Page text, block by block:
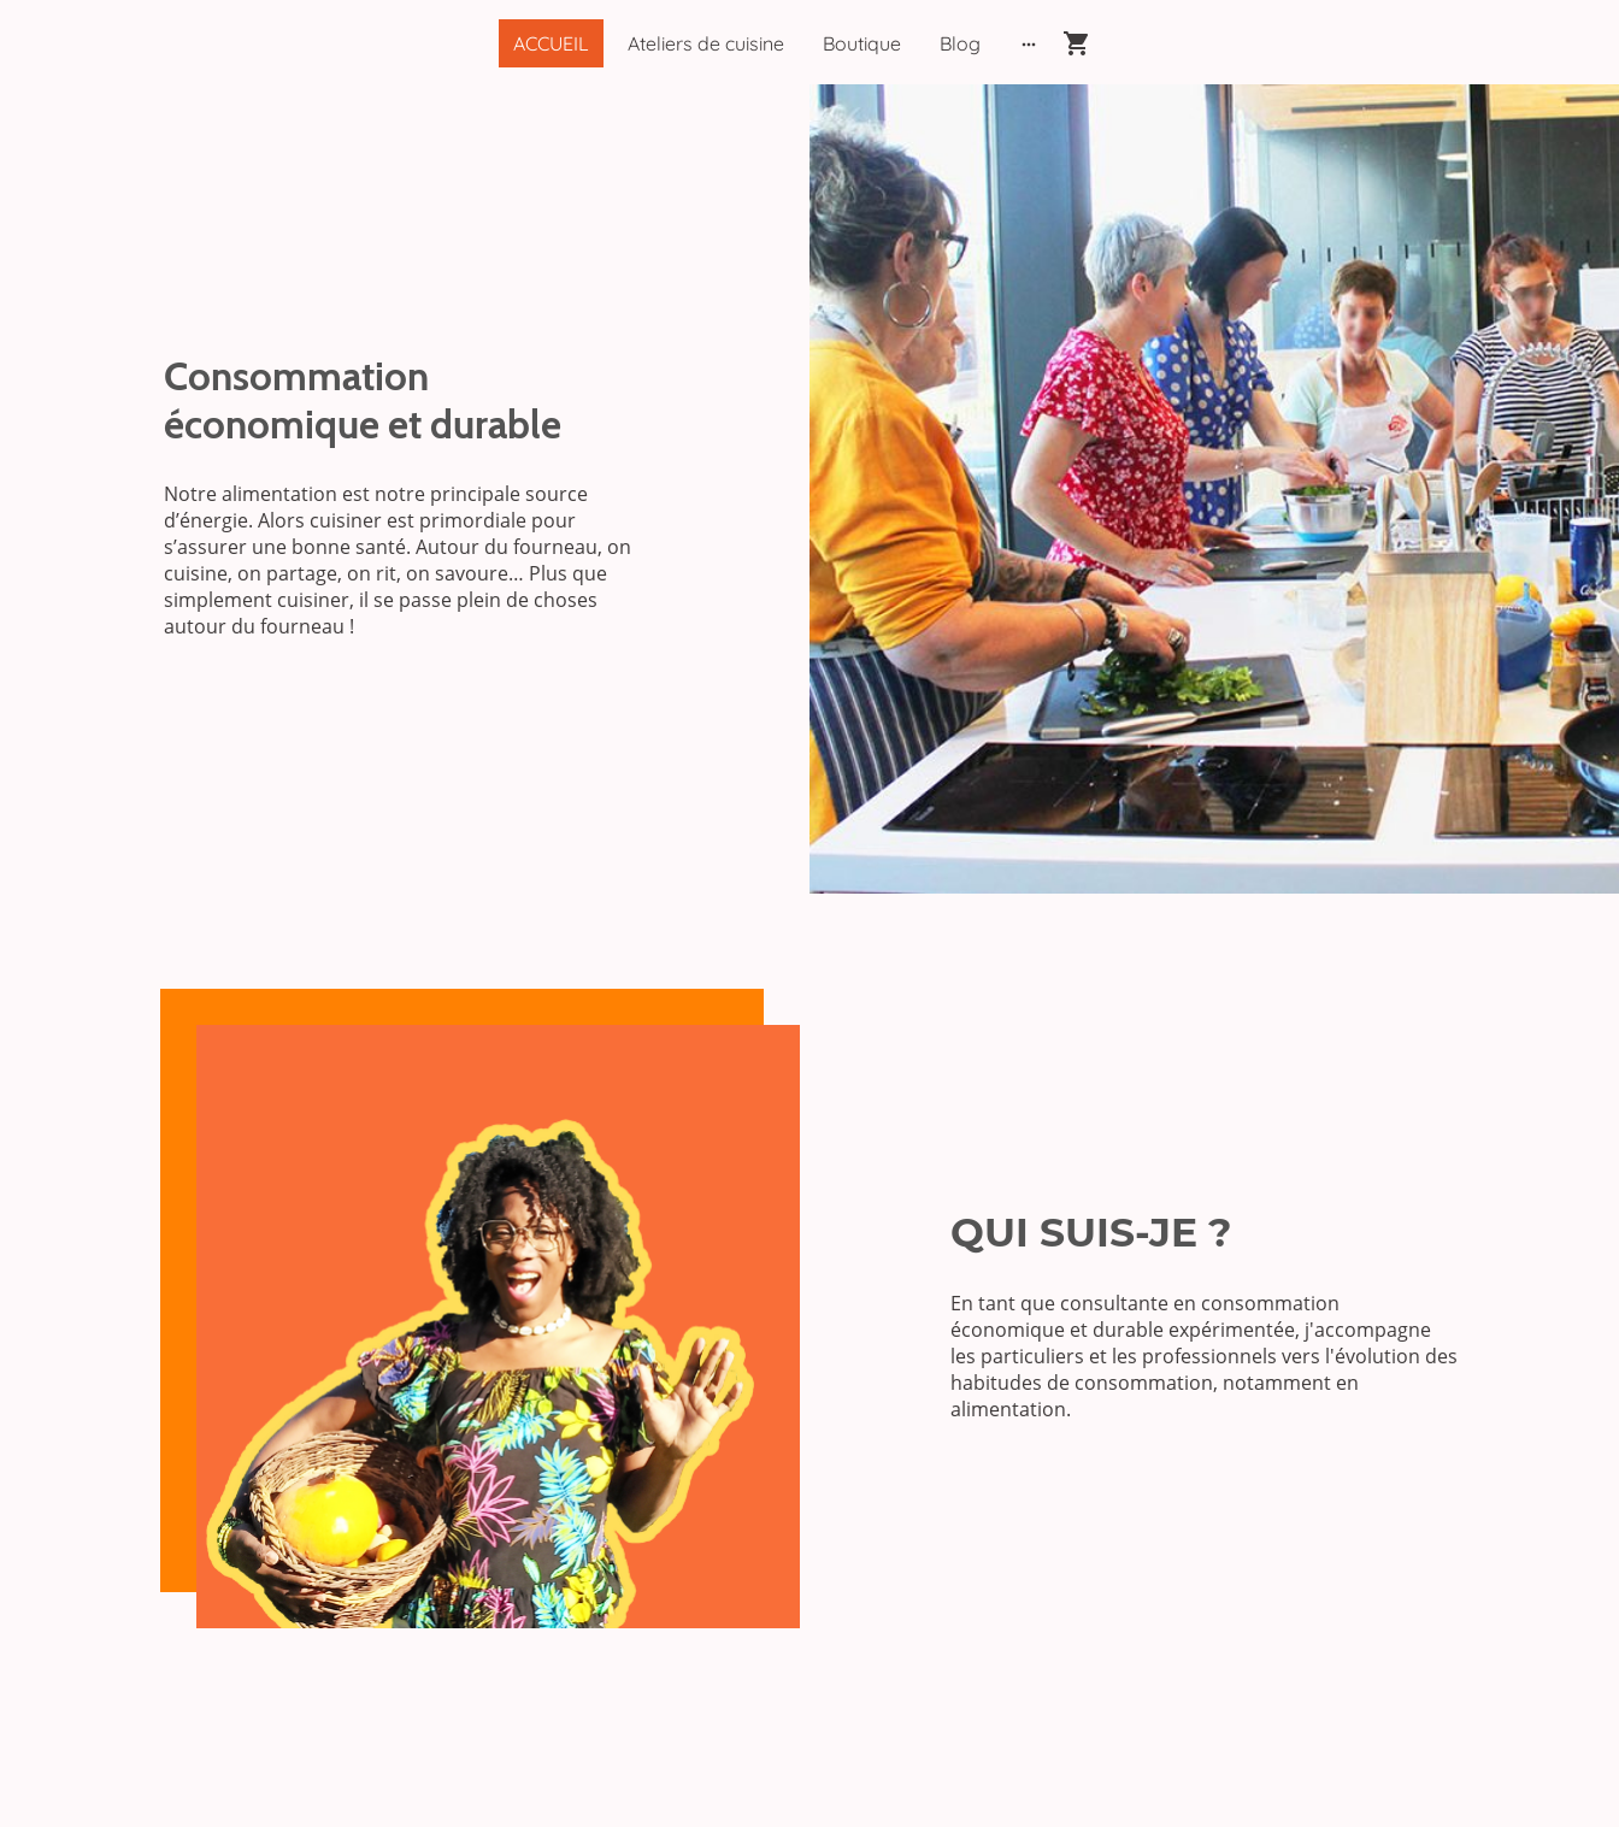
ACCUEIL Ateliers de cuisine Boutique Blog
Consommation
économique et durable
Notre alimentation est notre principale source
d’énergie. Alors cuisiner est primordiale pour
s’assurer une bonne santé. Autour du fourneau, on
cuisine, on partage, on rit, on savoure… Plus que
simplement cuisiner, il se passe plein de choses
autour du fourneau !
QUI SUIS-JE ?
En tant que consultante en consommation
économique et durable expérimentée, j'accompagne
les particuliers et les professionnels vers l'évolution des
habitudes de consommation, notamment en
alimentation.